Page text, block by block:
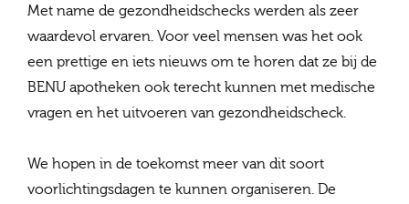
Met name de gezondheidschecks werden als zeer
waardevol ervaren. Voor veel mensen was het ook
een prettige en iets nieuws om te horen dat ze bij de
BENU apotheken ook terecht kunnen met medische
vragen en het uitvoeren van gezondheidscheck.
We hopen in de toekomst meer van dit soort
voorlichtingsdagen te kunnen organiseren. De